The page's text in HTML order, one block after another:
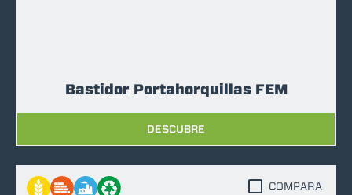
Bastidor Portahorquillas FEM
DESCUBRE
COMPARA